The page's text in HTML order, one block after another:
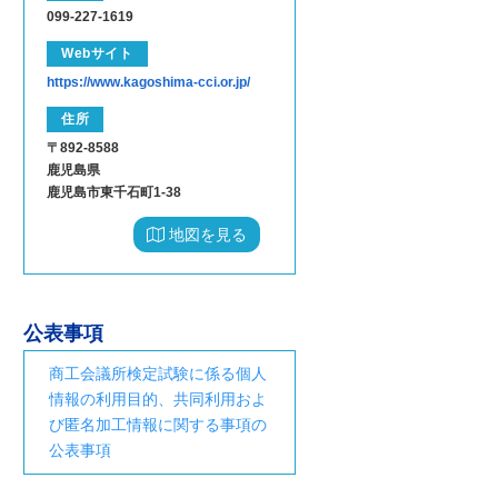
099-227-1619
Webサイト
https://www.kagoshima-cci.or.jp/
住所
〒892-8588
鹿児島県
鹿児島市東千石町1-38
地図を見る
公表事項
商工会議所検定試験に係る個人
情報の利用目的、共同利用およ
び匿名加工情報に関する事項の
公表事項